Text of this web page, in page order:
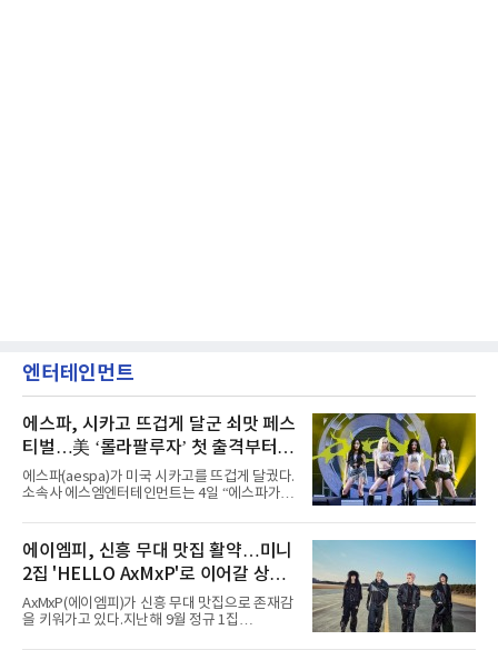
엔터테인먼트
에스파, 시카고 뜨겁게 달군 쇠맛 페스
티벌…美 ‘롤라팔루자’ 첫 출격부터
증명한 존재감
에스파(aespa)가 미국 시카고를 뜨겁게 달궜다.
소속사 에스엠엔터테인먼트는 4일 “에스파가
서 열린 ‘롤라팔루자 시카고’(Lollapalooza
Chicago)의 알리안츠 스테이지에 올랐다”며
“총 14곡으로 구성된 세트리스트를 선사, 데뷔 7
년 차다운 노련한 무대 매너와 파워풀한 에너지
로 현장의 분위기를 압도했다”고 밝혔다.1991
년 시작된 ‘롤라팔루자’는 8개 스테이지, 170여
팀의 아티스트와 40만 명 이상의 관객이 운집하
에이엠피, 신흥 무대 맛집 활약…미니
2집 'HELLO AxMxP'로 이어갈 상승
세
AxMxP(에이엠피)가 신흥 무대 맛집으로 존재감
을 키워가고 있다.지난해 9월 정규 1집